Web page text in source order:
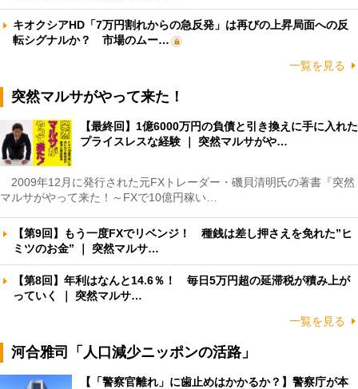
キオクシアHD「7万円割れからの急反発」は再びの上昇局面への反
転シグナルか？ 市場のムー…
一覧を見る
突然マルサがやって来た！
【最終回】1億6000万円の負債と引き換えに手に入れた
プライスレスな経験 ｜ 突然マルサがや…
2009年12月に発行された元FXトレーダー・磯貝清明氏の著書『突然
マルサがやって来た！～FXで10億円稼い…
【第9回】もう一度FXでリベンジ！ 種銭は差し押さえを免れた”ヒ
ミツのお金” ｜ 突然マルサ…
【第8回】年利はなんと14.6％！ 毎日5万円超の延滞税が積み上が
っていく ｜ 突然マルサ…
一覧を見る
河合雅司「人口減少ニッポンの活路」
【「警察官離れ」に歯止めはかかるか？】警察庁が本